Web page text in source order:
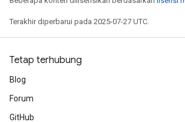
Terakhir diperbarui pada 2025-07-27 UTC.
Tetap terhubung
Blog
Forum
GitHub